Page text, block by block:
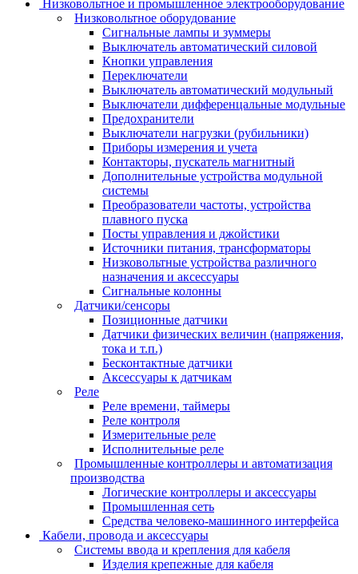
Низковольтное и промышленное электрооборудование
Низковольтное оборудование
Сигнальные лампы и зуммеры
Выключатель автоматический силовой
Кнопки управления
Переключатели
Выключатель автоматический модульный
Выключатели дифференцальные модульные
Предохранители
Выключатели нагрузки (рубильники)
Приборы измерения и учета
Контакторы, пускатель магнитный
Дополнительные устройства модульной
системы
Преобразователи частоты, устройства
плавного пуска
Посты управления и джойстики
Источники питания, трансформаторы
Низковольтные устройства различного
назначения и аксессуары
Сигнальные колонны
Датчики/сенсоры
Позиционные датчики
Датчики физических величин (напряжения,
тока и т.п.)
Бесконтактные датчики
Аксессуары к датчикам
Реле
Реле времени, таймеры
Реле контроля
Измерительные реле
Исполнительные реле
Промышленные контроллеры и автоматизация
производства
Логические контроллеры и аксессуары
Промышленная сеть
Средства человеко-машинного интерфейса
Кабели, провода и аксессуары
Системы ввода и крепления для кабеля
Изделия крепежные для кабеля